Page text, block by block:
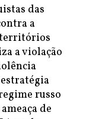
das
a
territórios
a violação
russo
de